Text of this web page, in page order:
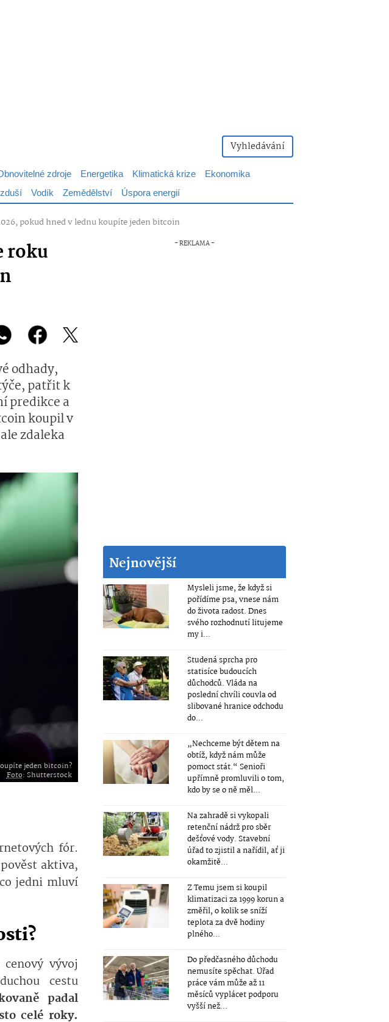
Vyhledávání
zdroje Energetika Klimatická krize
Ekonomika
Vodík Zemědělství Úspora energií
pokud hned v lednu koupíte jeden bitcoin
roku
odhady,
patřit k
predikce a
koupil v
zdaleka
jeden bitcoin?
Foto: Shutterstock
fór.
aktiva,
jedni mluví
vývoj
cestu
padal
celé roky.
Nejnovější
Mysleli jsme, že když si
pořídíme psa, vnese nám
do života radost. Dnes
svého rozhodnutí litujeme
my i...
Studená sprcha pro
statisíce budoucích
důchodců. Vláda na
poslední chvíli couvla od
slibované hranice odchodu
do...
„Nechceme být dětem na
obtíž, když nám může
pomoct stát.“ Senioři
upřímně promluvili o tom,
kdo by se o ně měl...
Na zahradě si vykopali
retenční nádrž pro sběr
dešťové vody. Stavební
úřad to zjistil a nařídil, ať ji
okamžitě...
Z Temu jsem si koupil
klimatizaci za 1999 korun a
změřil, o kolik se sníží
teplota za dvě hodiny
plného...
Do předčasného důchodu
nemusíte spěchat. Úřad
práce vám může až 11
měsíců vyplácet podporu
vyšší než...